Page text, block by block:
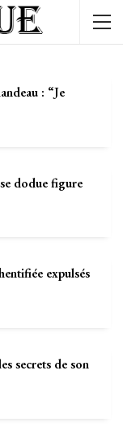
: “Je
dodue figure
expulsés
secrets de son